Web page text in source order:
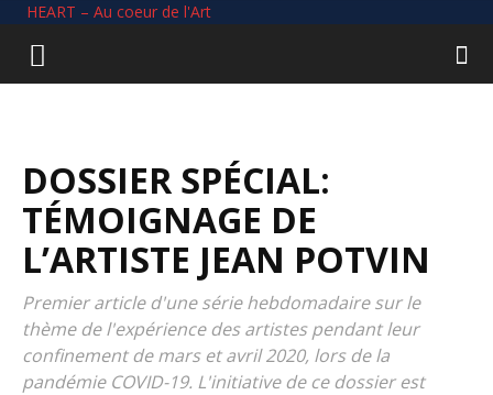
HEART – Au coeur de l'Art
DOSSIER SPÉCIAL:
TÉMOIGNAGE DE
L’ARTISTE JEAN POTVIN
Premier article d'une série hebdomadaire sur le
thème de l'expérience des artistes pendant leur
confinement de mars et avril 2020, lors de la
pandémie COVID-19. L'initiative de ce dossier est